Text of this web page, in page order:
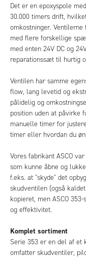
Det er en epoxyspole
30.000 timers drift,
omkostninger.
med flere forskellige
med enten 24V DC og
reparationssæt til hurtig
Ventilen har samme
flow, lang levetid og
pålidelig og
position uden at påvirke
manuelle timer for
timer eller hvordan du
Vores fabrikant ASCO
som kunne åbne og
f.eks. at "skyde" det
skudventilen (også
kopieret, men ASCO
og effektivitet.
Komplet sortiment
Serie 353 er en del af et
omfatter skudventiler,